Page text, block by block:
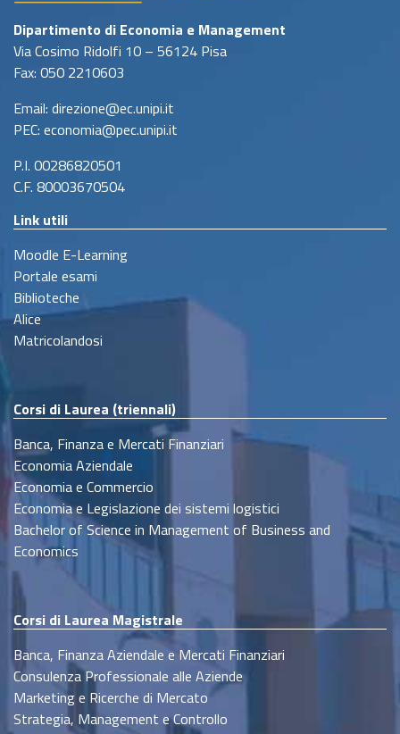
Dipartimento di Economia e Management
Via Cosimo Ridolfi 10 – 56124 Pisa
Fax: 050 2210603
Email: direzione@ec.unipi.it
PEC: economia@pec.unipi.it
P.I. 00286820501
C.F. 80003670504
Link utili
Moodle E-Learning
Portale esami
Biblioteche
Alice
Matricolandosi
Corsi di Laurea (triennali)
Banca, Finanza e Mercati Finanziari
Economia Aziendale
Economia e Commercio
Economia e Legislazione dei sistemi logistici
Bachelor of Science in Management of Business and
Economics
Corsi di Laurea Magistrale
Banca, Finanza Aziendale e Mercati Finanziari
Consulenza Professionale alle Aziende
Marketing e Ricerche di Mercato
Strategia, Management e Controllo